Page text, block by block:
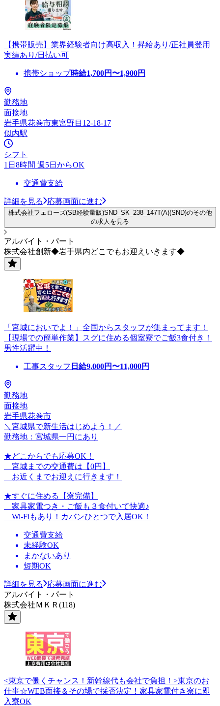
【携帯販売】業界経験者向け高収入！昇給あり/正社員登用
実績あり/日払い可
携帯ショップ時給1,700円〜1,900円
勤務地
面接地
岩手県花巻市東宮野目12-18-17
似内駅
シフト
1日8時間 週5日からOK
交通費支給
詳細を見る 応募画面に進む
株式会社フェローズ(SB経験量販)SND_SK_238_147T(A)(SND)のその他
の求人を見る
アルバイト・パート
株式会社創新◆岩手県内どこでもお迎えいきます◆
「宮城においでよ！」全国からスタッフが集まってます！
【現場での簡単作業】スグに住める個室寮でご飯3食付き！
男性活躍中！
工事スタッフ 日給9,000円〜11,000円
勤務地
面接地
岩手県花巻市
＼宮城県で新生活はじめよう！／
勤務地：宮城県一円にあり
★どこからでも応募OK！
宮城までの交通費は【0円】
お近くまでお迎えに行きます！
★すぐに住める【寮完備】
家具家電つき・ご飯も３食付いて快適♪
Wi-Fiもあり！カバンひとつで入居OK！
交通費支給
未経験OK
まかないあり
短期OK
詳細を見る
応募画面に進む
アルバイト・パート
株式会社ＭＫＲ(118)
<東京で働くチャンス！新幹線代も会社で負担！>東京のお
仕事☆WEB面接＆その場で採否決定！家具家電付き寮に即
入寮OK